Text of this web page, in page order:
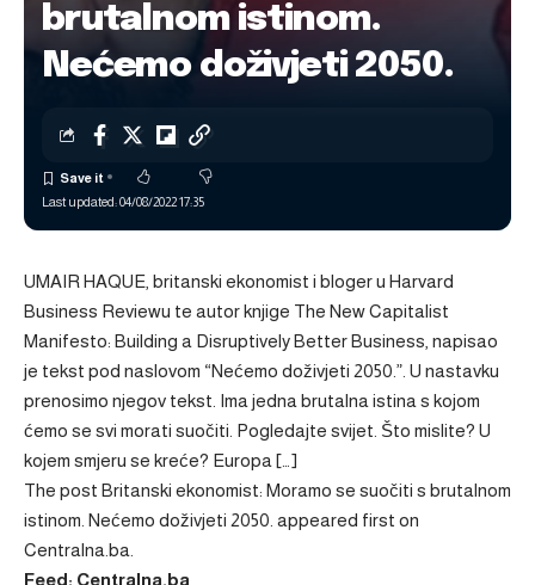
brutalnom istinom.
Nećemo doživjeti 2050.
Last updated: 04/08/2022 17:35
UMAIR HAQUE, britanski ekonomist i bloger u Harvard
Business Reviewu te autor knjige The New Capitalist
Manifesto: Building a Disruptively Better Business, napisao
je tekst pod naslovom “Nećemo doživjeti 2050.”. U nastavku
prenosimo njegov tekst. Ima jedna brutalna istina s kojom
ćemo se svi morati suočiti. Pogledajte svijet. Što mislite? U
kojem smjeru se kreće? Europa […]
The post Britanski ekonomist: Moramo se suočiti s brutalnom
istinom. Nećemo doživjeti 2050. appeared first on
Centralna.ba
Feed: Centralna.ba